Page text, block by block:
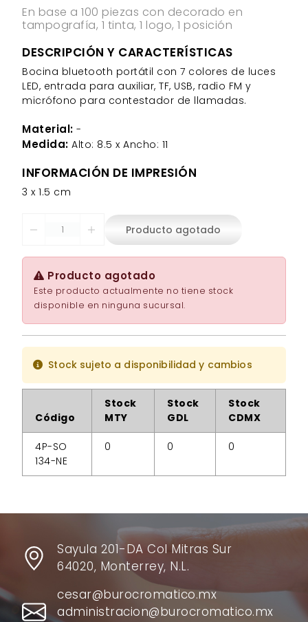
En base a 100 piezas con decorado en
tampografía, 1 tinta, 1 logo, 1 posición
DESCRIPCIÓN Y CARACTERÍSTICAS
Bocina bluetooth portátil con 7 colores de luces
LED, entrada para auxiliar, TF, USB, radio FM y
micrófono para contestador de llamadas.
Material: -
Medida: Alto: 8.5 x Ancho: 11
INFORMACIÓN DE IMPRESIÓN
3 x 1.5 cm
Producto agotado
Producto agotado
Este producto actualmente no tiene stock
disponible en ninguna sucursal.
Stock sujeto a disponibilidad y cambios
Código
Stock
MTY
Stock
GDL
Stock
CDMX
4P-SO
134-NE
0 0 0
Sayula 201-DA Col Mitras Sur
64020, Monterrey, N.L.
cesar@burocromatico.mx
administracion@burocromatico.mx